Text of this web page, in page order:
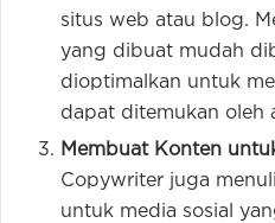
situs web atau blog.
yang dibuat mudah
dioptimalkan untuk
dapat ditemukan oleh
Membuat Konten
Copywriter juga
untuk media sosial